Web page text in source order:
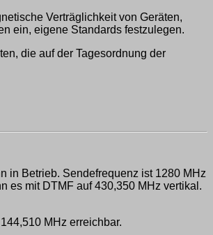
Verträglichkeit von Geräten,
ein, eigene Standards festzulegen.
die auf der Tagesordnung der
in Betrieb. Sendefrequenz ist 1280 MHz
es mit DTMF auf 430,350 MHz vertikal.
MHz erreichbar.